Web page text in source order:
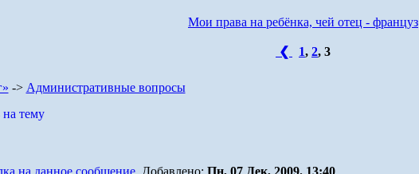
Мои права на ребёнка, чей отец - француз
❮ 1, 2, 3
-> Административные вопросы
Добавлено: Пн, 07 Дек, 2009. 13:40